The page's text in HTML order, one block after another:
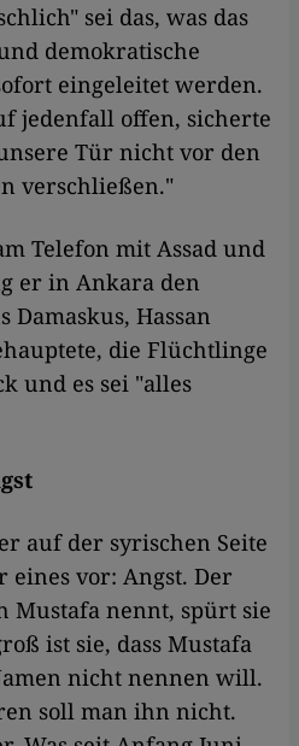
sei das, was das
demokratische
eingeleitet werden.
jedenfall offen, sicherte
Tür nicht vor den
verschließen."
Telefon mit Assad und
er in Ankara den
Damaskus, Hassan
die Flüchtlinge
und es sei "alles
auf der syrischen Seite
vor: Angst. Der
Mustafa nennt, spürt sie
ist sie, dass Mustafa
nicht nennen will.
soll man ihn nicht.